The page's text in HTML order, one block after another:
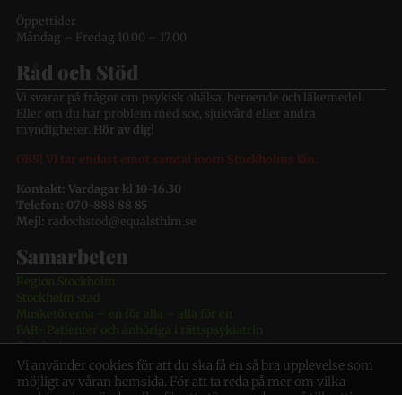
Öppettider
Måndag – Fredag 10.00 – 17.00
Råd och Stöd
Vi svarar på frågor om psykisk ohälsa, beroende och läkemedel.
Eller om du har problem med soc, sjukvård eller andra
myndigheter.
Hör av dig!
OBS! Vi tar endast emot samtal inom Stockholms län.
Kontakt: Vardagar kl 10-16.30
Telefon: 070-888 88 85
Mejl: radochstod@equalsthlm.se
Samarbeten
Region Stockholm
Stockholm stad
Musketörerna – en för alla – alla för en
PAR- Patienter och anhöriga i rättspsykiatrin
Gatujuristerna
Vi använder cookies för att du ska få en så bra upplevelse som
möjligt av våran hemsida. För att ta reda på mer om vilka